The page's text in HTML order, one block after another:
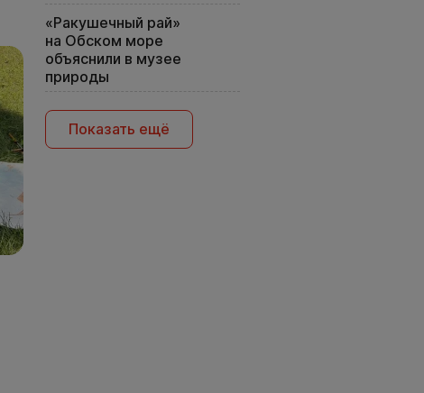
«Ракушечный рай»
на Обском море
объяснили в музее
природы
Показать ещё